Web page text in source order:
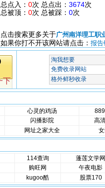
总点入： 0次 总点出： 3674次
总被顶： 0次 总被踩： 0次
点击搜索更多关于广州南洋理工职
如果你打不开该网站请点击： 报告
心灵的鸡汤
闪播影院
高
网址之家大全
114查询 蓬莲文学网
购旺网 午夜电影
kugoo酷 股票170